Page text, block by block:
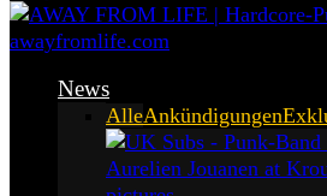
News
AlleAnkündigungen